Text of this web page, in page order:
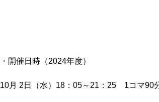
・開催日時（2024年度）
10月 2日（水）18：05～21：25 1コマ90